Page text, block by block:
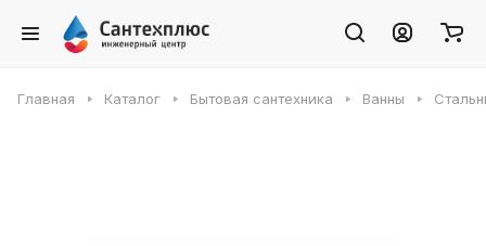
Главная Каталог Бытовая сантехника Ванны